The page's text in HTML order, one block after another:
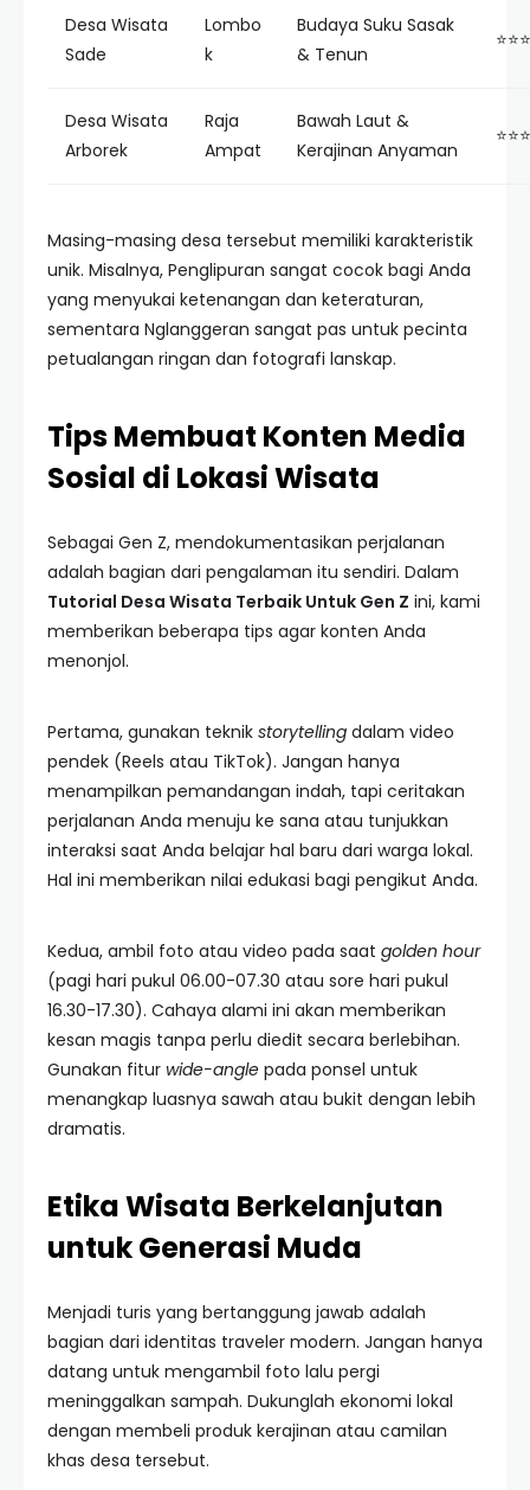
Desa Wisata
Sade
Lombo
k
Budaya Suku Sasak
& Tenun
Desa Wisata
Arborek
Raja
Ampat
Bawah Laut &
Kerajinan Anyaman
Masing-masing desa tersebut memiliki karakteristik
unik. Misalnya, Penglipuran sangat cocok bagi Anda
yang menyukai ketenangan dan keteraturan,
sementara Nglanggeran sangat pas untuk pecinta
petualangan ringan dan fotografi lanskap.
Tips Membuat Konten Media
Sosial di Lokasi Wisata
Sebagai Gen Z, mendokumentasikan perjalanan
adalah bagian dari pengalaman itu sendiri. Dalam
Tutorial Desa Wisata Terbaik Untuk Gen Z ini, kami
memberikan beberapa tips agar konten Anda
menonjol.
Pertama, gunakan teknik storytelling dalam video
pendek (Reels atau TikTok). Jangan hanya
menampilkan pemandangan indah, tapi ceritakan
perjalanan Anda menuju ke sana atau tunjukkan
interaksi saat Anda belajar hal baru dari warga lokal.
Hal ini memberikan nilai edukasi bagi pengikut Anda.
Kedua, ambil foto atau video pada saat golden hour
(pagi hari pukul 06.00-07.30 atau sore hari pukul
16.30-17.30). Cahaya alami ini akan memberikan
kesan magis tanpa perlu diedit secara berlebihan.
Gunakan fitur wide-angle pada ponsel untuk
menangkap luasnya sawah atau bukit dengan lebih
dramatis.
Etika Wisata Berkelanjutan
untuk Generasi Muda
Menjadi turis yang bertanggung jawab adalah
bagian dari identitas traveler modern. Jangan hanya
datang untuk mengambil foto lalu pergi
meninggalkan sampah. Dukunglah ekonomi lokal
dengan membeli produk kerajinan atau camilan
khas desa tersebut.